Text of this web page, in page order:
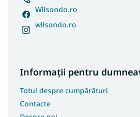
Wilsondo.ro
wilsondo.ro
Informații pentru
Totul despre cumpărături
Contacte